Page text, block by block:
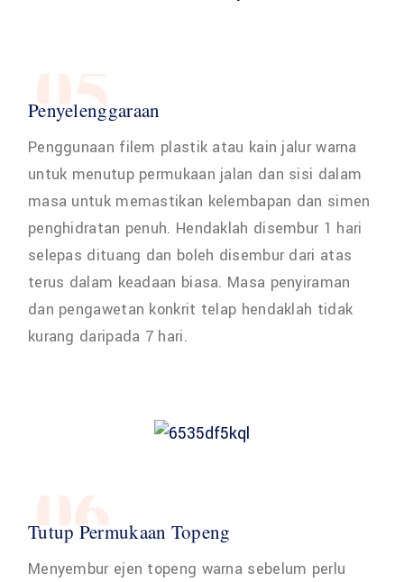
05
Penyelenggaraan
Penggunaan filem plastik atau kain jalur warna
untuk menutup permukaan jalan dan sisi dalam
masa untuk memastikan kelembapan dan simen
penghidratan penuh. Hendaklah disembur 1 hari
selepas dituang dan boleh disembur dari atas
terus dalam keadaan biasa. Masa penyiraman
dan pengawetan konkrit telap hendaklah tidak
kurang daripada 7 hari.
06
Tutup Permukaan Topeng
Menyembur ejen topeng warna sebelum perlu